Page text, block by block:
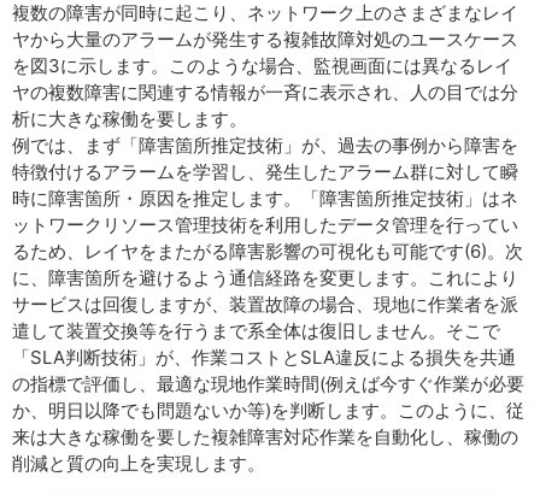
複数の障害が同時に起こり、ネットワーク上のさまざまなレイ
ヤから大量のアラームが発生する複雑故障対処のユースケース
を図3に示します。このような場合、監視画面には異なるレイ
ヤの複数障害に関連する情報が一斉に表示され、人の目では分
析に大きな稼働を要します。
例では、まず「障害箇所推定技術」が、過去の事例から障害を
特徴付けるアラームを学習し、発生したアラーム群に対して瞬
時に障害箇所・原因を推定します。「障害箇所推定技術」はネ
ットワークリソース管理技術を利用したデータ管理を行ってい
るため、レイヤをまたがる障害影響の可視化も可能です(6)。次
に、障害箇所を避けるよう通信経路を変更します。これにより
サービスは回復しますが、装置故障の場合、現地に作業者を派
遣して装置交換等を行うまで系全体は復旧しません。そこで
「SLA判断技術」が、作業コストとSLA違反による損失を共通
の指標で評価し、最適な現地作業時間(例えば今すぐ作業が必要
か、明日以降でも問題ないか等)を判断します。このように、従
来は大きな稼働を要した複雑障害対応作業を自動化し、稼働の
削減と質の向上を実現します。